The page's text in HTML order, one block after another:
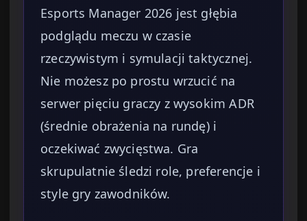
Esports Manager 2026 jest głębia
podglądu meczu w czasie
rzeczywistym i symulacji taktycznej.
Nie możesz po prostu wrzucić na
serwer pięciu graczy z wysokim ADR
(średnie obrażenia na rundę) i
oczekiwać zwycięstwa. Gra
skrupulatnie śledzi role, preferencje i
style gry zawodników.